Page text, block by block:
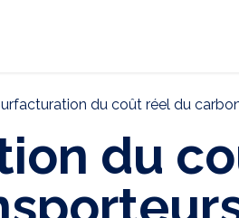
du coût réel du carbone
du